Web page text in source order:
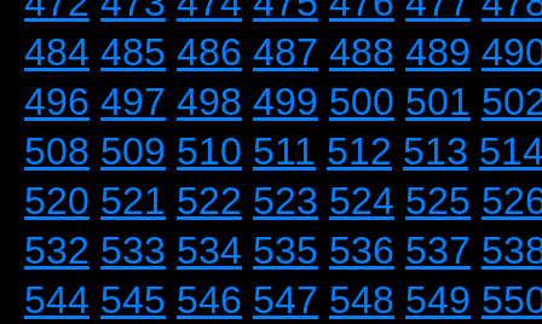
484 485 486 487 488 489
496 497 498 499 500 501
508 509 510 511 512 513
520 521 522 523 524 525
532 533 534 535 536 537
544 545 546 547 548 549